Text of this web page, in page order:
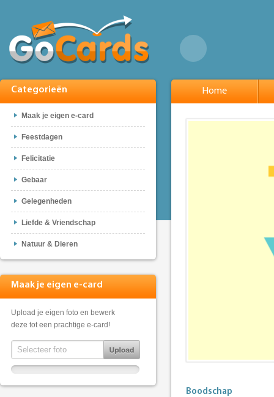
Categorieën
Maak je eigen e-card
Feestdagen
Felicitatie
Gebaar
Gelegenheden
Liefde & Vriendschap
Natuur & Dieren
Maak je eigen e-card
Upload je eigen foto en bewerk
deze tot een prachtige e-card!
Home
Boodschap